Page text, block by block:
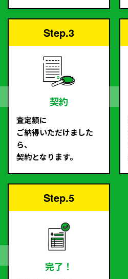
Step.3
契約
査定額に
ご納得いただけました
ら、
契約となります。
Step.5
完了！